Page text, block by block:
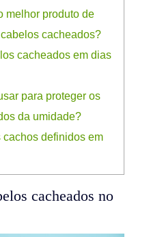
melhor produto de
cacheados?
cacheados em dias
para proteger os
da umidade?
cachos definidos em
cacheados no